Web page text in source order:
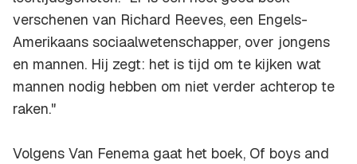
verschenen van Richard Reeves, een Engels-
Amerikaans sociaalwetenschapper, over jongens
en mannen. Hij zegt: het is tijd om te kijken wat
mannen nodig hebben om niet verder achterop te
raken."
Volgens Van Fenema gaat het boek, Of boys and